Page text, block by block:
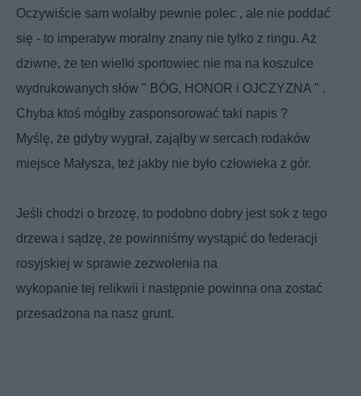
Oczywiście sam wolałby pewnie polec , ale nie poddać
się - to imperatyw moralny znany nie tylko z ringu. Aż
dziwne, że ten wielki sportowiec nie ma na koszulce
wydrukowanych słów " BÓG, HONOR i OJCZYZNA " .
Chyba ktoś mógłby zasponsorować taki napis ?
Myślę, że gdyby wygrał, zająłby w sercach rodaków
miejsce Małysza, też jakby nie było człowieka z gór.
Jeśli chodzi o brzozę, to podobno dobry jest sok z tego
drzewa i sądzę, że powinniśmy wystąpić do federacji
rosyjskiej w sprawie zezwolenia na
wykopanie tej relikwii i następnie powinna ona zostać
przesadzona na nasz grunt.